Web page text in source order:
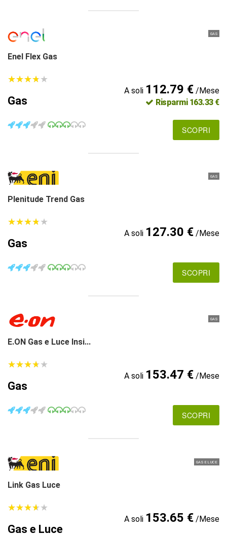
GAS
Enel Flex Gas
★★★★★
★★★★★
Gas
A soli 112.79 €/Mese
Risparmi 163.33 €
SCOPRI
GAS
Plenitude Trend Gas
★★★★★
★★★★★
Gas
A soli 127.30 €/Mese
SCOPRI
GAS
E.ON Gas e Luce Insi...
★★★★★
★★★★★
Gas
A soli 153.47 €/Mese
SCOPRI
GAS E LUCE
Link Gas Luce
★★★★★
★★★★★
Gas e Luce
A soli 153.65 €/Mese